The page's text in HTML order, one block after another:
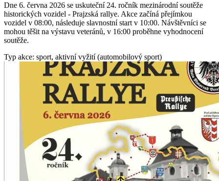
Dne 6. června 2026 se uskuteční 24. ročník mezinárodní soutěže
historických vozidel - Prajzská rallye. Akce začíná přejímkou
vozidel v 08:00, následuje slavnostní start v 10:00. Návštěvníci se
mohou těšit na výstavu veteránů, v 16:00 proběhne vyhodnocení
soutěže.
Typ akce: sport, aktivní vyžití (automobilový sport)